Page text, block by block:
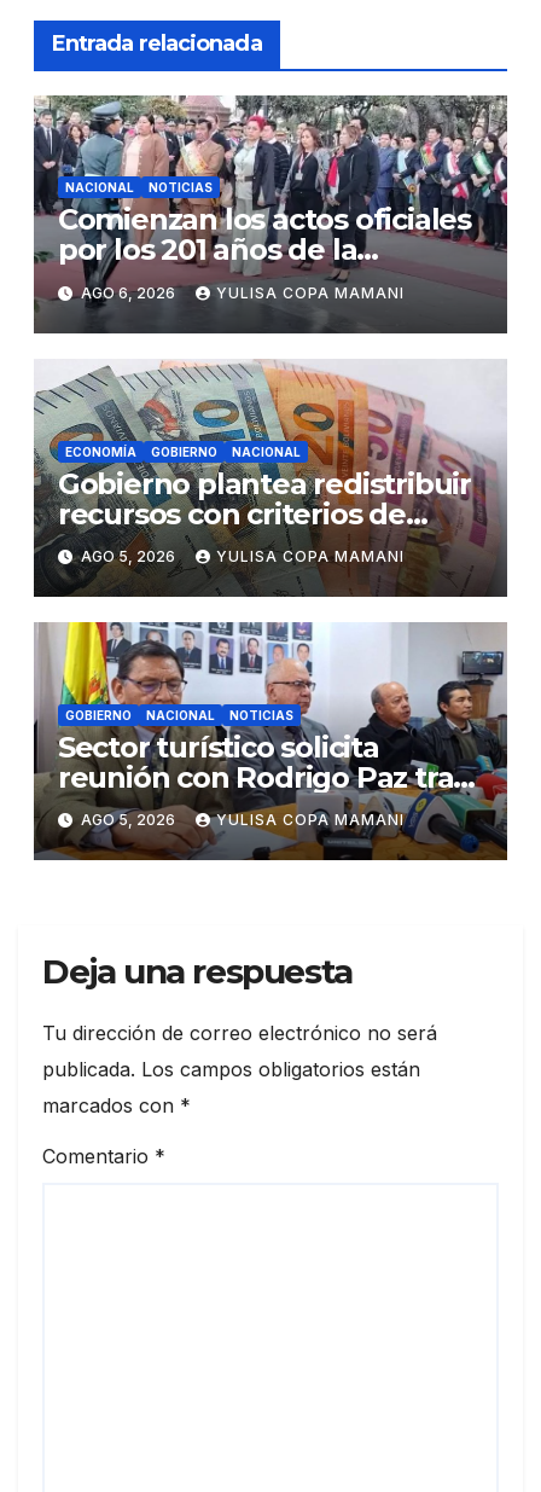
Entrada relacionada
NACIONAL NOTICIAS
Comienzan los actos oficiales
por los 201 años de la
independencia de Bolivia
AGO 6, 2026 YULISA COPA MAMANI
ECONOMÍA GOBIERNO NACIONAL
Gobierno plantea redistribuir
recursos con criterios de
eficiencia y esfuerzo fiscal
AGO 5, 2026 YULISA COPA MAMANI
GOBIERNO NACIONAL NOTICIAS
Sector turístico solicita
reunión con Rodrigo Paz tras
cambios en la administración
del turismo
AGO 5, 2026 YULISA COPA MAMANI
Deja una respuesta
Tu dirección de correo electrónico no será
publicada. Los campos obligatorios están
marcados con *
Comentario *